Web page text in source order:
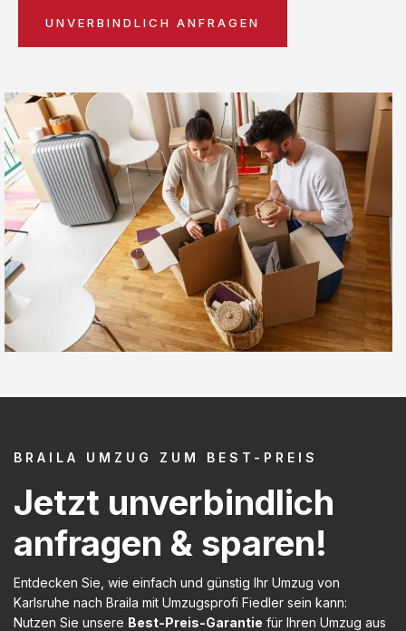
UNVERBINDLICH ANFRAGEN
BRAILA UMZUG ZUM BEST-PREIS
Jetzt unverbindlich
anfragen & sparen!
Entdecken Sie, wie einfach und günstig Ihr Umzug von
Karlsruhe nach Braila mit Umzugsprofi Fiedler sein kann:
Nutzen Sie unsere Best-Preis-Garantie für Ihren Umzug aus